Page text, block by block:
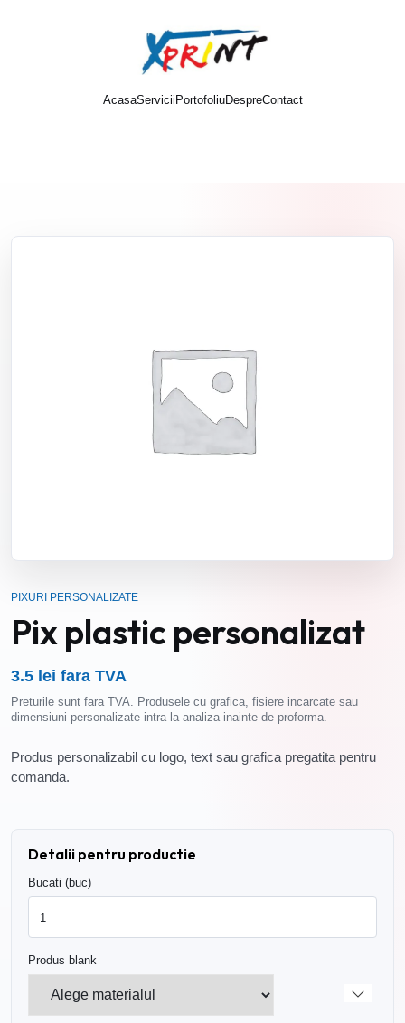
AcasaServicii PortofoliuDespreContact
PIXURI PERSONALIZATE
Pix plastic personalizat
3.5 lei fara TVA
Preturile sunt fara TVA. Produsele cu grafica, fisiere incarcate sau
dimensiuni personalizate intra la analiza inainte de proforma.
Produs personalizabil cu logo, text sau grafica pregatita pentru
comanda.
Detalii pentru productie
Bucati (buc)
Produs blank